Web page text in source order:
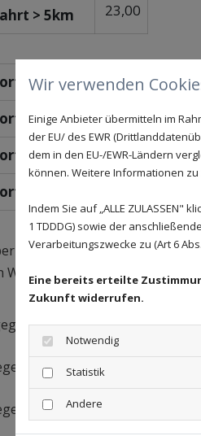
> 5km
23,00
einfache Fahrt bis 5km
Hin- und Rückfahrt bis
einfache Fahrt > 5km
Hin- und Rückfahrt > 5km
bei Pflegebedürftigen
Der maximale Anspruch
2
3
4
Wir verwenden
Einige Anbieter übermitteln im
der EU/ des EWR
dem in den EU-/EWR-Ländern
können. Weitere Informationen
Indem Sie auf „ALLE ZULASSEN"
1 TDDDG) sowie der
Verarbeitungszwecke zu (Art 6 Abs.
Eine bereits erteilte
Zukunft widerrufen.
Notwendig
Statistik
Andere